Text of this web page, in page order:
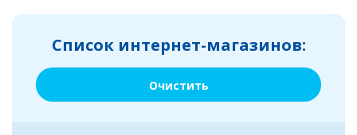
Список интернет-магазинов:
Очистить